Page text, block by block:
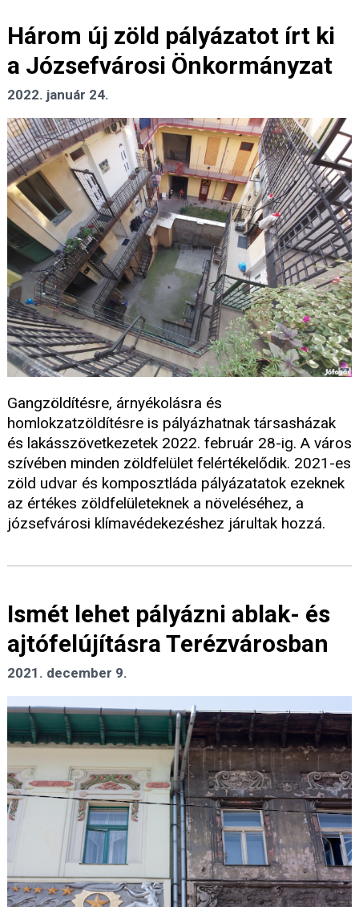
Három új zöld pályázatot írt ki
a Józsefvárosi Önkormányzat
2022. január 24.
Gangzöldítésre, árnyékolásra és
homlokzatzöldítésre is pályázhatnak társasházak
és lakásszövetkezetek 2022. február 28-ig. A város
szívében minden zöldfelület felértékelődik. 2021-es
zöld udvar és komposztláda pályázatatok ezeknek
az értékes zöldfelületeknek a növeléséhez, a
józsefvárosi klímavédekezéshez járultak hozzá.
Ismét lehet pályázni ablak- és
ajtófelújításra Terézvárosban
2021. december 9.